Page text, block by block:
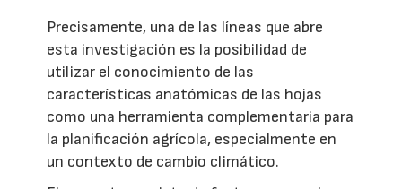
Precisamente, una de las líneas que abre
esta investigación es la posibilidad de
utilizar el conocimiento de las
características anatómicas de las hojas
como una herramienta complementaria para
la planificación agrícola, especialmente en
un contexto de cambio climático.